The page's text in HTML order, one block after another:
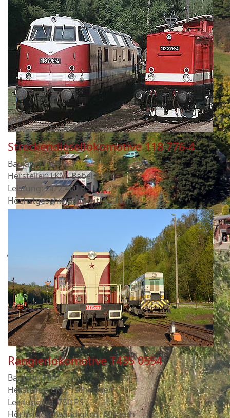
Streckendiesellokomotive 118 776-4
Baujahr: 1969
Hersteller: LKM, Babelsberg
Leistung: ca. 2.400 PS
Höchstgeschwindigkeit: 120 km/h
Rangierlokomotive T435 0554
Baujahr: 1961
Hersteller: CKD, Tschechien
Leistung: ca. 750 PS
Höchstgeschwindigkeit: 60 km/h